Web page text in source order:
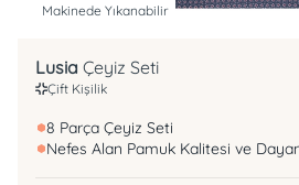
Makinede Yıkanabilir
Lusia Çeyiz Seti
Çift Kişilik
8 Parça Çeyiz Seti